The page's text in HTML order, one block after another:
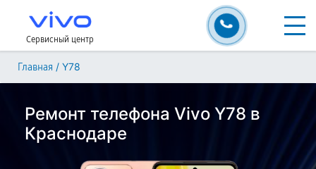
Сервисный центр
Главная / Y78
Ремонт телефона Vivo Y78 в
Краснодаре